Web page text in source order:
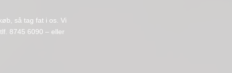
så tag fat i os. Vi
8745 6090 – eller